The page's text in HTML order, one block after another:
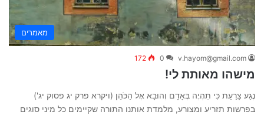
מאמרים
v.hayom@gmail.com
0
172
מישהו מאותת לי!
נֶגַע צָרַעַת כִּי תִהְיֶה בְּאָדָם וְהוּבָא אֶל הַכֹּהֵן (ויקרא פרק יג פסוק יג')
בפרשות תזריע ומצורע, מלמדת אותנו התורה שקיימים כל מיני סוגים